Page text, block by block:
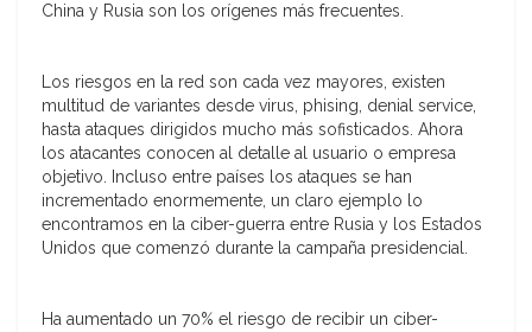
China y Rusia son los orígenes más frecuentes.
Los riesgos en la red son cada vez mayores, existen
multitud de variantes desde virus, phising, denial service,
hasta ataques dirigidos mucho más sofisticados. Ahora
los atacantes conocen al detalle al usuario o empresa
objetivo. Incluso entre países los ataques se han
incrementado enormemente, un claro ejemplo lo
encontramos en la ciber-guerra entre Rusia y los Estados
Unidos que comenzó durante la campaña presidencial.
Ha aumentado un 70% el riesgo de recibir un ciber-